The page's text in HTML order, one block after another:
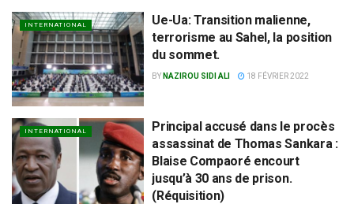
INTERNATIONAL
Ue-Ua: Transition malienne,
terrorisme au Sahel, la position
du sommet.
BY NAZIROU SIDI ALI 18 FÉVRIER 2022
INTERNATIONAL
Principal accusé dans le procès
assassinat de Thomas Sankara :
Blaise Compaoré encourt
jusqu’à 30 ans de prison.
(Réquisition)